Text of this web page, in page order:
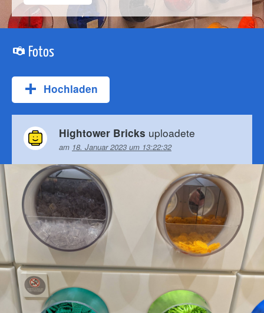
Fotos
Hochladen
Hightower Bricks uploadete
am 18. Januar 2023 um 13:22:32